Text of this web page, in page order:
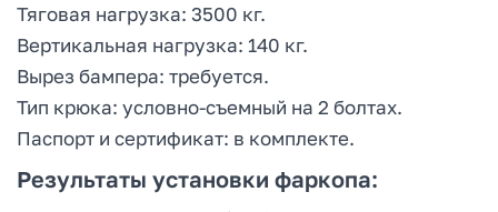
Тяговая нагрузка: 3500 кг.
Вертикальная нагрузка: 140 кг.
Вырез бампера: требуется.
Тип крюка: условно-съемный на 2 болтах.
Паспорт и сертификат: в комплекте.
Результаты установки фаркопа: